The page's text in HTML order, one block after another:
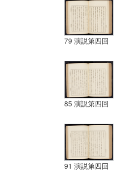
79 演説第四回
85 演説第四回
91 演説第四回